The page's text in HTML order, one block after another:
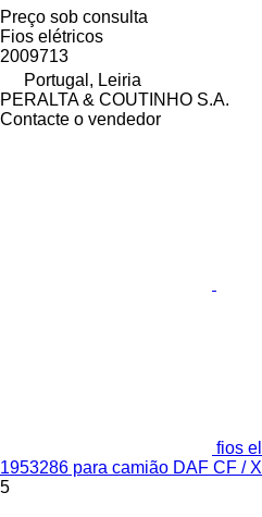
Preço sob consulta
Fios elétricos
2009713
Portugal, Leiria
PERALTA & COUTINHO S.A.
Contacte o vendedor
fios
1953286 para camião DAF CF /
5